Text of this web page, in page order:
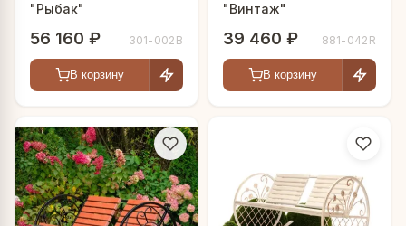
"Рыбак"
56 160 ₽ 301-002B
В корзину
"Винтаж"
39 460 ₽ 881-042R
В корзину